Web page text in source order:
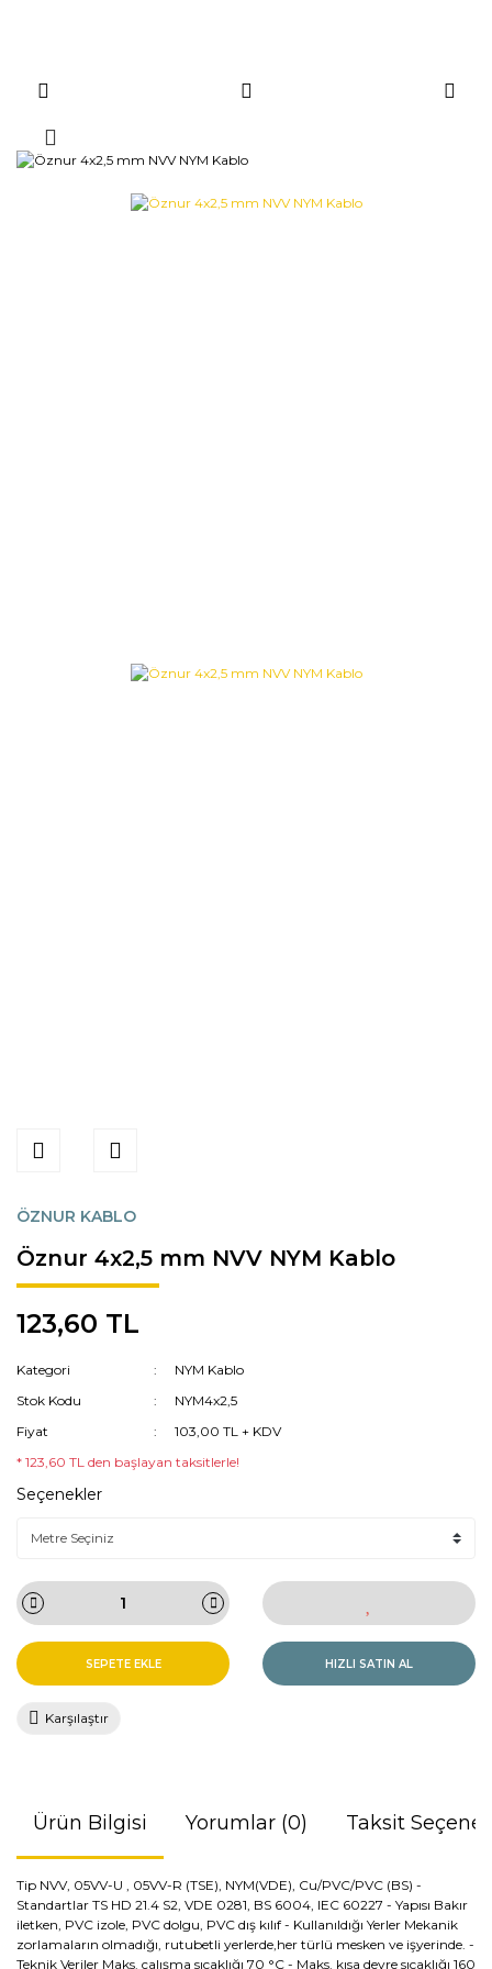
ÖZNUR KABLO
Öznur 4x2,5 mm NVV NYM Kablo
123,60 TL
Kategori
NYM Kablo
Stok Kodu
NYM4x2,5
Fiyat
103,00 TL + KDV
* 123,60 TL den başlayan taksitlerle!
Seçenekler
SEPETE EKLE HIZLI SATIN AL
Karşılaştır
Ürün Bilgisi Yorumlar (0) Taksit
Tip NVV, 05VV-U , 05VV-R (TSE), NYM(VDE), Cu/PVC/PVC (BS) -
Standartlar TS HD 21.4 S2, VDE 0281, BS 6004, IEC 60227 - Yapısı Bakır
iletken, PVC izole, PVC dolgu, PVC dış kılıf - Kullanıldığı Yerler Mekanik
zorlamaların olmadığı, rutubetli yerlerde,her türlü mesken ve işyerinde. -
Teknik Veriler Maks. çalışma sıcaklığı 70 °C - Maks. kısa devre sıcaklığı 160